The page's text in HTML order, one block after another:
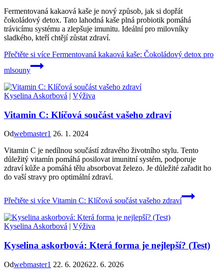
Fermentovaná kakaová kaše je nový způsob, jak si dopřát
čokoládový detox. Tato lahodná kaše plná probiotik pomáhá
trávicímu systému a zlepšuje imunitu. Ideální pro milovníky
sladkého, kteří chtějí zůstat zdraví.
Přečtěte si více Fermentovaná kakaová kaše: Čokoládový detox pro
mlsouny
Kyselina Askorbová | Výživa
Vitamin C: Klíčová součást vašeho zdraví
Odwebmaster1 26. 1. 2024
Vitamin C je nedílnou součástí zdravého životního stylu. Tento
důležitý vitamín pomáhá posilovat imunitní systém, podporuje
zdraví kůže a pomáhá tělu absorbovat železo. Je důležité zařadit ho
do vaší stravy pro optimální zdraví.
Přečtěte si více Vitamin C: Klíčová součást vašeho zdraví
Kyselina Askorbová | Výživa
Kyselina askorbová: Která forma je nejlepší? (Test)
Odwebmaster1 22. 6. 202622. 6. 2026